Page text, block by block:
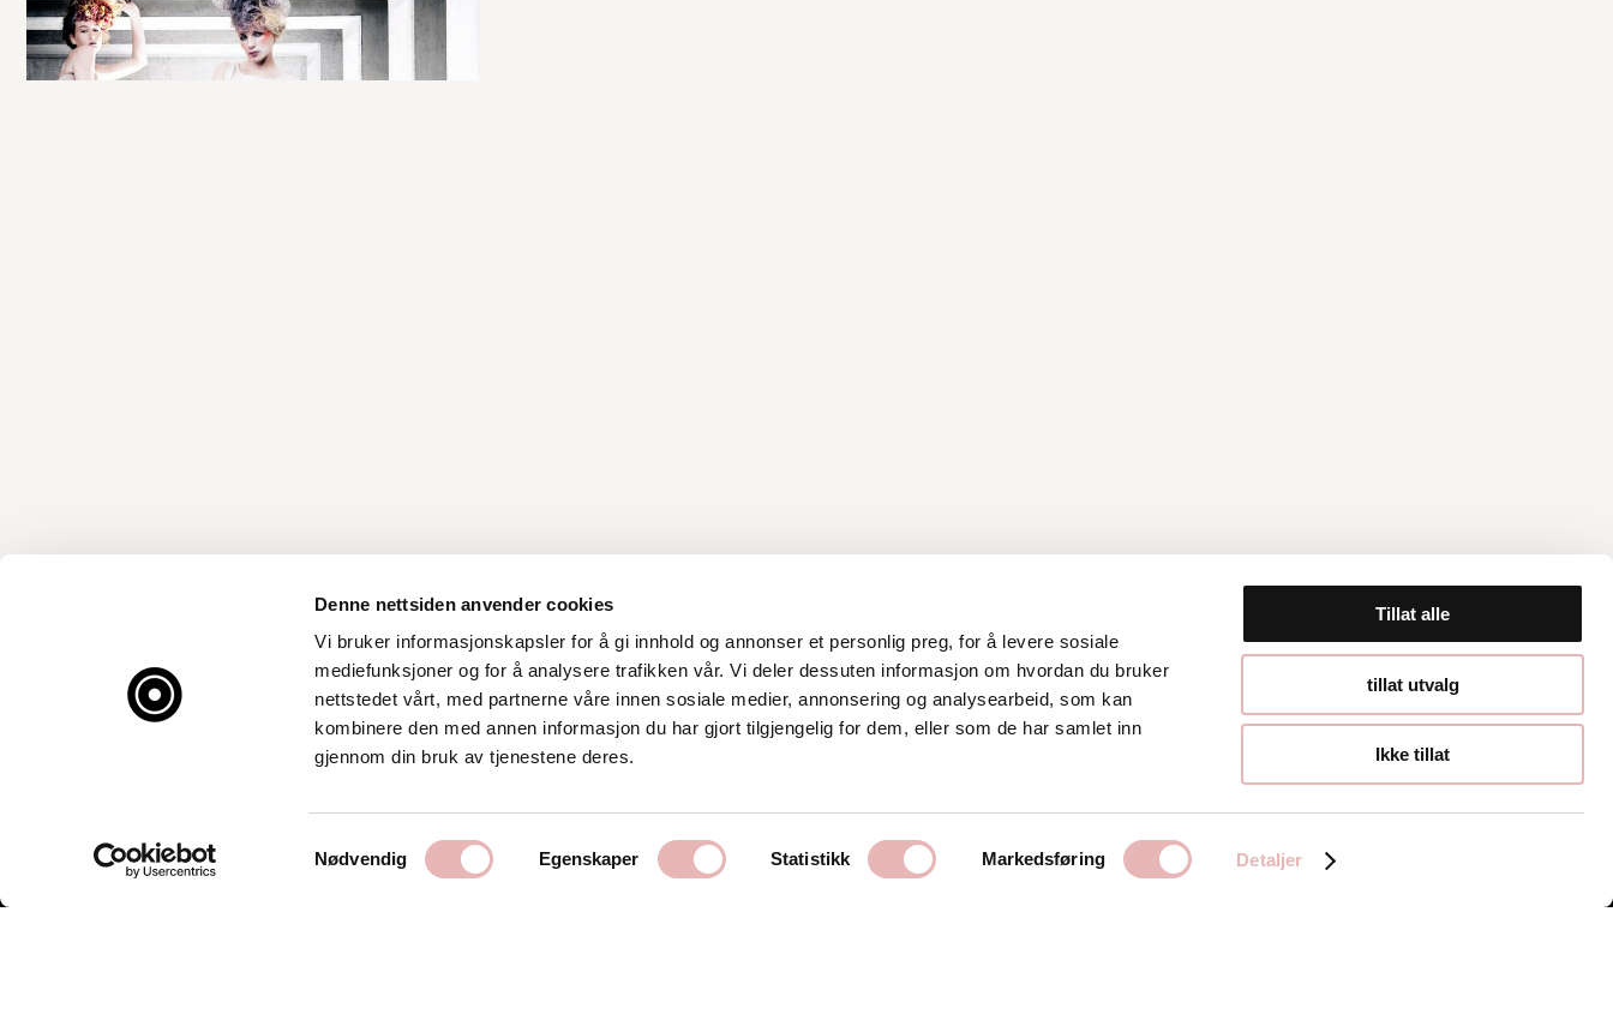
Denne nettsiden anvender cookies
Vi bruker informasjonskapsler for å gi innhold og annonser et personlig preg, for å levere sosiale
mediefunksjoner og for å analysere trafikken vår. Vi deler dessuten informasjon om hvordan du bruker
nettstedet vårt, med partnerne våre innen sosiale medier, annonsering og analysearbeid, som kan
kombinere den med annen informasjon du har gjort tilgjengelig for dem, eller som de har samlet inn
gjennom din bruk av tjenestene deres.
Samtykkevalg
Nødvendig Egenskaper Statistikk Markedsføring Detaljer
Tillat alle
tillat utvalg
Ikke tillat
Kontakt oss
Stavanger Sentrum AS
Østervåg 6
Tlf:51 89 51 51
post@byen.no
Åpningstider
Hverdager 10:00-
Lørdager 10:00-16:00